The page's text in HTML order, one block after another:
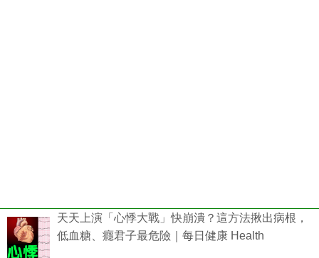
天天上演「心悸大戰」快崩潰？這方法揪出病根，
低血糖、癮君子最危險｜每日健康 Health